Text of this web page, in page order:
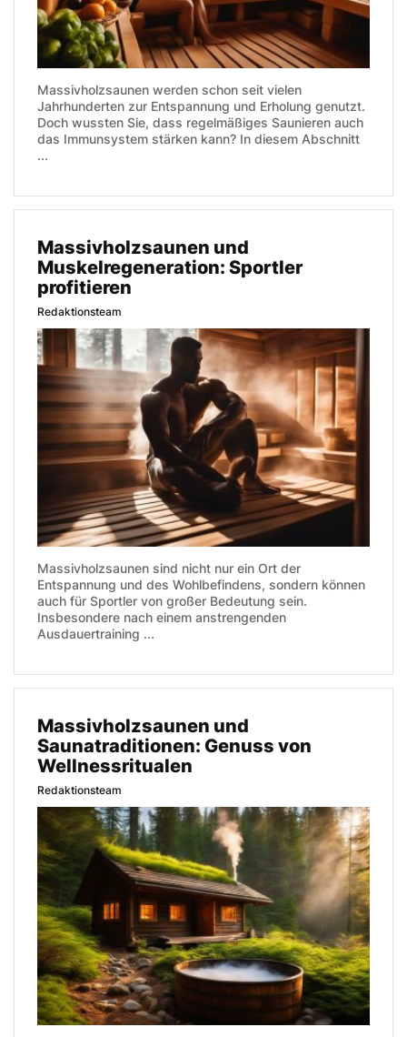
Massivholzsaunen werden schon seit vielen
Jahrhunderten zur Entspannung und Erholung genutzt.
Doch wussten Sie, dass regelmäßiges Saunieren auch
das Immunsystem stärken kann? In diesem Abschnitt
...
Massivholzsaunen und
Muskelregeneration: Sportler
profitieren
Redaktionsteam
Massivholzsaunen sind nicht nur ein Ort der
Entspannung und des Wohlbefindens, sondern können
auch für Sportler von großer Bedeutung sein.
Insbesondere nach einem anstrengenden
Ausdauertraining ...
Massivholzsaunen und
Saunatraditionen: Genuss von
Wellnessritualen
Redaktionsteam